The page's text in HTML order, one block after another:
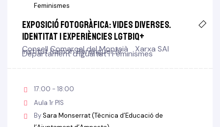
Feminismes
Exposició fotogràfica: Vides diverses.
Identitat i experiències LGTBIQ+
Consell Comarcal del Montsià Xarxa SAI
Institut Ramon Berenguer IV
Departament d’Igualtat i Feminismes
17:00 - 18:00
Aula 1r PIS
BySara Monserrat (Tècnica d’Educació de